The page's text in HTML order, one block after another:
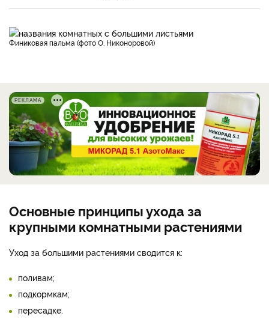
Финиковая пальма (фото О. Никоноровой)
РЕКЛАМА
Основные принципы ухода за
крупными комнатными растениями
Уход за большими растениями сводится к:
поливам;
подкормкам;
пересадке.